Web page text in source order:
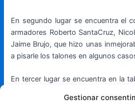
Gestionar
En segundo lugar se encuentra el
armadores Roberto SantaCruz,
Jaime Brujo, que hizo unas
a pisarle los talones en algunos
En tercer lugar se encuentra en la
el Oregón Scientific, seguidos
Benjumea y Javier García